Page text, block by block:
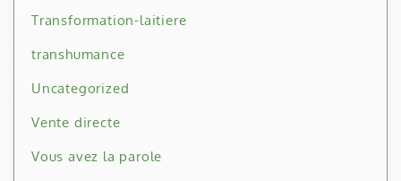
Transformation-laitiere
transhumance
Uncategorized
Vente directe
Vous avez la parole